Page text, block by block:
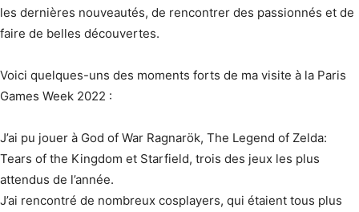
les dernières nouveautés, de rencontrer des passionnés et de
faire de belles découvertes.
Voici quelques-uns des moments forts de ma visite à la Paris
Games Week 2022 :
J’ai pu jouer à God of War Ragnarök, The Legend of Zelda:
Tears of the Kingdom et Starfield, trois des jeux les plus
attendus de l’année.
J’ai rencontré de nombreux cosplayers, qui étaient tous plus